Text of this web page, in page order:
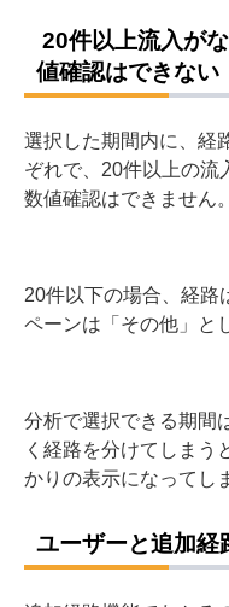
また、追加経路デー
例えば年間の数値を取
動でメモ帳やスプレッ
す。
20件以上流入がな
選択した期間内に、経
ぞれで、20件以上の流
20件以下の場合、経路
ペーンは「その他」と
分析で選択できる期間